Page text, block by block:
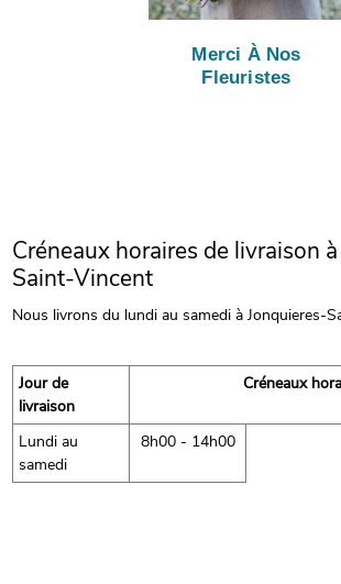
Merci À Nos
Fleuristes
Créneaux horaires de livraison
Saint-Vincent
Nous livrons du lundi au samedi à Jonquieres-
Jour de
livraison
Créneaux
Lundi au
samedi
8h00 - 14h00